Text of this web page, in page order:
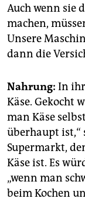
Auch wenn sie
machen,
Unsere
dann die
Nahrung: In
Käse. Gekocht
man Käse
überhaupt ist,“
Supermarkt,
Käse ist. Es
„wenn man
beim Kochen